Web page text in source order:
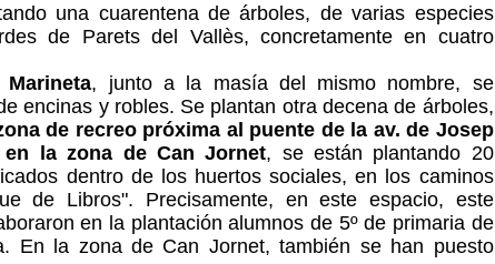
una cuarentena de árboles, de varias especies
de Parets del Vallès, concretamente en cuatro
, junto a la masía del mismo nombre, se
encinas y robles. Se plantan otra decena de árboles,
de recreo próxima al puente de la av. de Josep
en la zona de Can Jornet, se están plantando 20
dentro de los huertos sociales, en los caminos
de Libros". Precisamente, en este espacio, este
en la plantación alumnos de 5º de primaria de
En la zona de Can Jornet, también se han puesto